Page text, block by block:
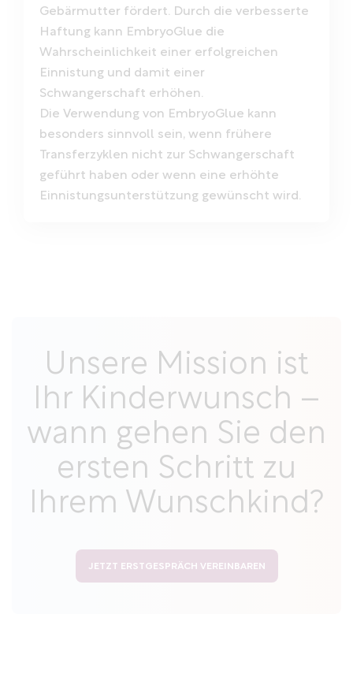
Gebärmutter fördert. Durch die verbesserte
Haftung kann EmbryoGlue die
Wahrscheinlichkeit einer erfolgreichen
Einnistung und damit einer
Schwangerschaft erhöhen.
Die Verwendung von EmbryoGlue kann
besonders sinnvoll sein, wenn frühere
Transferzyklen nicht zur Schwangerschaft
geführt haben oder wenn eine erhöhte
Einnistungsunterstützung gewünscht wird.
Unsere Mission ist
Ihr Kinderwunsch –
wann gehen Sie den
ersten Schritt zu
Ihrem Wunschkind?
JETZT ERSTGESPRÄCH VEREINBAREN